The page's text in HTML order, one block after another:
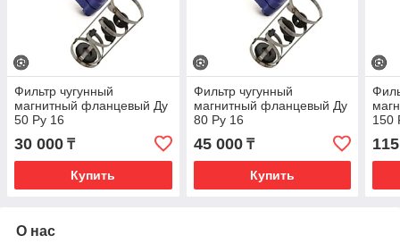
Фильтр чугунный
магнитный фланцевый Ду
50 Ру 16
30 000 ₸
Купить
Фильтр чугунный
магнитный фланцевый Ду
80 Ру 16
45 000₸
Купить
150
О нас